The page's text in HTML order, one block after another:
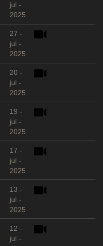
jul -
2025
27 -
jul -
2025
20 -
jul -
2025
19 -
jul -
2025
17 -
jul -
2025
13 -
jul -
2025
12 -
jul -